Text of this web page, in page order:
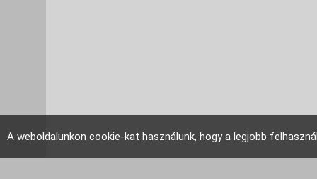
A weboldalunkon cookie-kat használunk, hogy a legjobb